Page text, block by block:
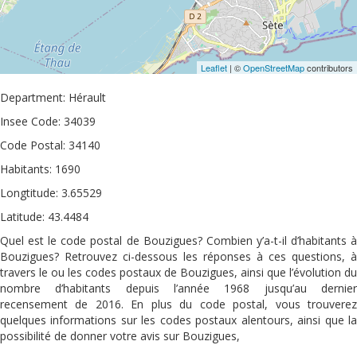
Leaflet | ©OpenStreetMapcontributors
Department: Hérault
Insee Code: 34039
Code Postal: 34140
Habitants: 1690
Longtitude: 3.65529
Latitude: 43.4484
Quel est le code postal de Bouzigues? Combien y’a-t-il d’habitants à
Bouzigues? Retrouvez ci-dessous les réponses à ces questions, à
travers le ou les codes postaux de Bouzigues, ainsi que l’évolution du
nombre d’habitants depuis l’année 1968 jusqu’au dernier
recensement de 2016. En plus du code postal, vous trouverez
quelques informations sur les codes postaux alentours, ainsi que la
possibilité de donner votre avis sur Bouzigues,